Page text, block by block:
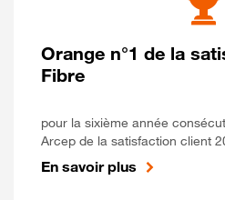
Orange n°1 de la
Fibre
pour la sixième année
Arcep de la satisfaction client
En savoir plus